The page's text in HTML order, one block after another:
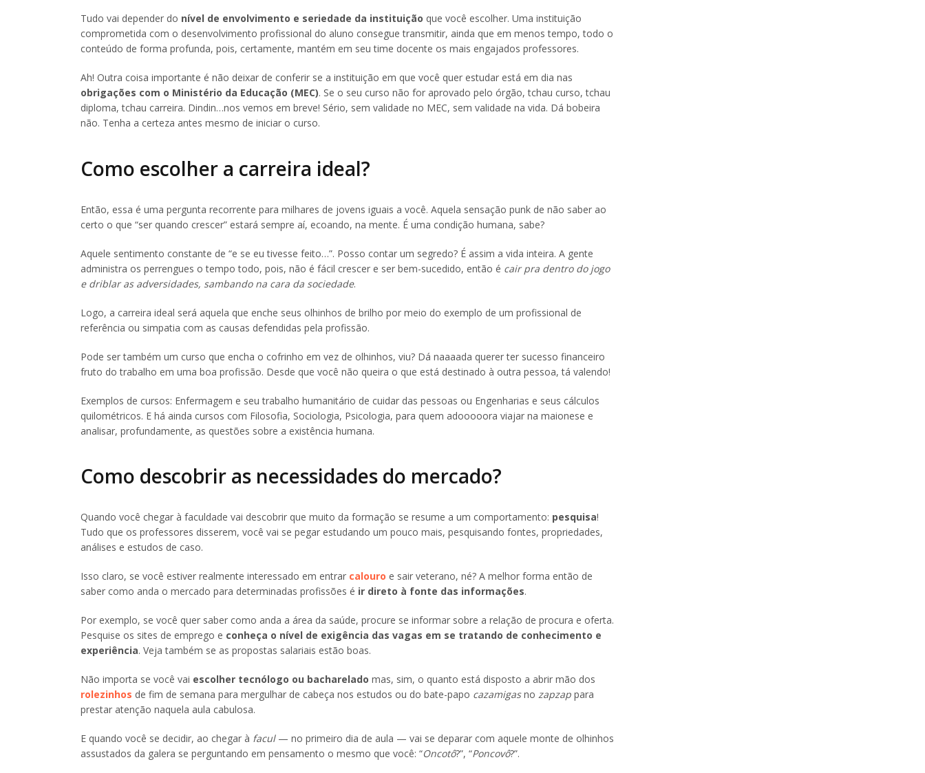
Tudo vai depender do nível de envolvimento e seriedade da instituição que você escolher. Uma instituição
comprometida com o desenvolvimento profissional do aluno consegue transmitir, ainda que em menos tempo, todo o
conteúdo de forma profunda, pois, certamente, mantém em seu time docente os mais engajados professores.
Ah! Outra coisa importante é não deixar de conferir se a instituição em que você quer estudar está em dia nas
obrigações com o Ministério da Educação (MEC). Se o seu curso não for aprovado pelo órgão, tchau curso, tchau
diploma, tchau carreira. Dindin…nos vemos em breve! Sério, sem validade no MEC, sem validade na vida. Dá bobeira
não. Tenha a certeza antes mesmo de iniciar o curso.
Como escolher a carreira ideal?
Então, essa é uma pergunta recorrente para milhares de jovens iguais a você. Aquela sensação punk de não saber ao
certo o que “ser quando crescer” estará sempre aí, ecoando, na mente. É uma condição humana, sabe?
Aquele sentimento constante de “e se eu tivesse feito…”. Posso contar um segredo? É assim a vida inteira. A gente
administra os perrengues o tempo todo, pois, não é fácil crescer e ser bem-sucedido, então é cair pra dentro do jogo
e driblar as adversidades, sambando na cara da sociedade.
Logo, a carreira ideal será aquela que enche seus olhinhos de brilho por meio do exemplo de um profissional de
referência ou simpatia com as causas defendidas pela profissão.
Pode ser também um curso que encha o cofrinho em vez de olhinhos, viu? Dá naaaada querer ter sucesso financeiro
fruto do trabalho em uma boa profissão. Desde que você não queira o que está destinado à outra pessoa, tá valendo!
Exemplos de cursos: Enfermagem e seu trabalho humanitário de cuidar das pessoas ou Engenharias e seus cálculos
quilométricos. E há ainda cursos com Filosofia, Sociologia, Psicologia, para quem adooooora viajar na maionese e
analisar, profundamente, as questões sobre a existência humana.
Como descobrir as necessidades do mercado?
Quando você chegar à faculdade vai descobrir que muito da formação se resume a um comportamento: pesquisa!
Tudo que os professores disserem, você vai se pegar estudando um pouco mais, pesquisando fontes, propriedades,
análises e estudos de caso.
Isso claro, se você estiver realmente interessado em entrar calouro e sair veterano, né? A melhor forma então de
saber como anda o mercado para determinadas profissões é ir direto à fonte das informações.
Por exemplo, se você quer saber como anda a área da saúde, procure se informar sobre a relação de procura e oferta.
Pesquise os sites de emprego e conheça o nível de exigência das vagas em se tratando de conhecimento e
experiência. Veja também se as propostas salariais estão boas.
Não importa se você vai escolher tecnólogo ou bacharelado mas, sim, o quanto está disposto a abrir mão dos
rolezinhos de fim de semana para mergulhar de cabeça nos estudos ou do bate-papo cazamigasno zapzap para
prestar atenção naquela aula cabulosa.
E quando você se decidir, ao chegar à facul— no primeiro dia de aula — vai se deparar com aquele monte de olhinhos
assustados da galera se perguntando em pensamento o mesmo que você: “Oncotô?”, “Poncovô?”.